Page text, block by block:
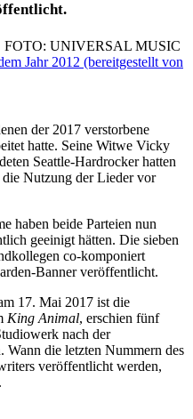
FOTO: UNIVERSAL MUSIC
der 2017 verstorbene
hatte. Seine Witwe Vicky
Seattle-Hardrocker hatten
die Nutzung der Lieder vor
haben beide Parteien nun
geeinigt hätten. Die sieben
co-komponiert
Banner veröffentlicht.
17. Mai 2017 ist die
King Animal, erschien fünf
nach der
Wann die letzten Nummern des
veröffentlicht werden,